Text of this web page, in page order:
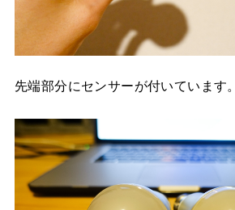
先端部分にセンサーが付いています。